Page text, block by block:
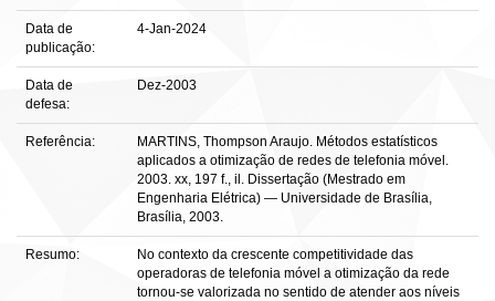
Data de
publicação:
4-Jan-2024
Data de
defesa:
Dez-2003
Referência:
MARTINS, Thompson Araujo. Métodos estatísticos
aplicados a otimização de redes de telefonia móvel.
2003. xx, 197 f., il. Dissertação (Mestrado em
Engenharia Elétrica) — Universidade de Brasília,
Brasília, 2003.
Resumo:
No contexto da crescente competitividade das
operadoras de telefonia móvel a otimização da rede
tornou-se valorizada no sentido de atender aos níveis